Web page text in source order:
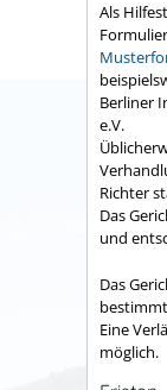
Als
Berliner
e.V.
Richter
Das
und
Das
Eine
möglich.